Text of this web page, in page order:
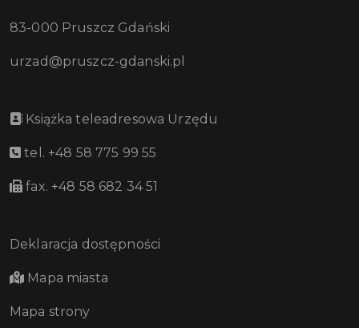
83-000 Pruszcz Gdański
urzad@pruszcz-gdanski.pl
Książka teleadresowa Urzędu
tel. +48 58 775 99 55
fax. +48 58 682 34 51
Deklaracja dostępności
Mapa miasta
Mapa strony